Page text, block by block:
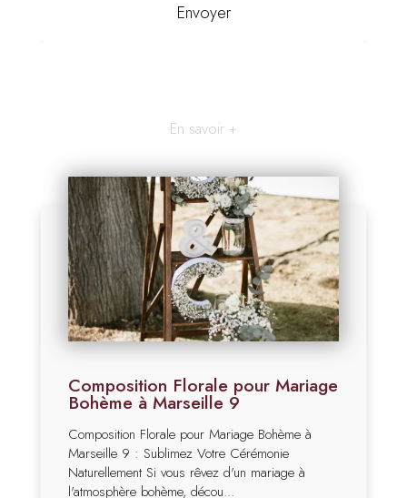
En savoir +
Composition Florale pour Mariage
Bohème à Marseille 9
Composition Florale pour Mariage Bohème à
Marseille 9 : Sublimez Votre Cérémonie
Naturellement Si vous rêvez d'un mariage à
l'atmosphère bohème, décou...